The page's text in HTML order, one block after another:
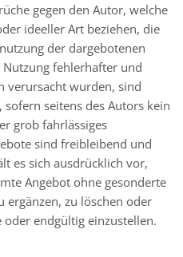
gegen den Autor, welche
ideeller Art beziehen, die
der dargebotenen
fehlerhafter und
verursacht wurden, sind
sofern seitens des Autors kein
grob fahrlässiges
sind freibleibend und
es sich ausdrücklich vor,
Angebot ohne gesonderte
ergänzen, zu löschen oder
endgültig einzustellen.